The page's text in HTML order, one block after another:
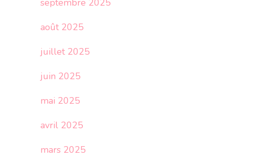
septembre 2025
août 2025
juillet 2025
juin 2025
mai 2025
avril 2025
mars 2025